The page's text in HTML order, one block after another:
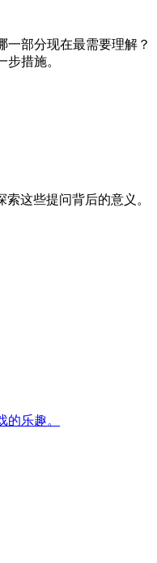
一部分现在最需要理解？
措施。
这些提问背后的意义。
乐趣。